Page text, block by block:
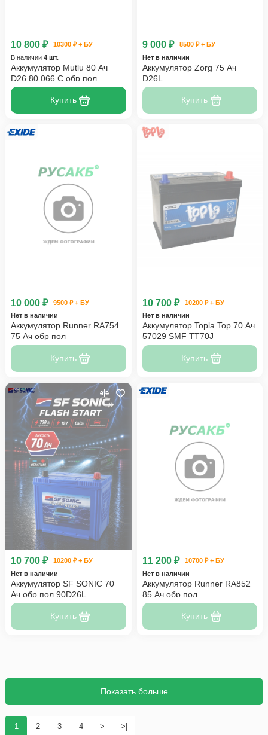
10 800 ₽
10300 ₽ + БУ
В наличии 4 шт.
Аккумулятор Mutlu 80 Ач
D26.80.066.C обр пол
Купить
9 000 ₽
8500 ₽ + БУ
Нет в наличии
Аккумулятор Zorg 75 Ач
D26L
Купить
10 000 ₽
9500 ₽ + БУ
Нет в наличии
Аккумулятор Runner RA754
75 Ач обр пол
Купить
10 700 ₽
10200 ₽ + БУ
Нет в наличии
Аккумулятор Topla Top 70 Ач
57029 SMF TT70J
Купить
10 700 ₽
10200 ₽ + БУ
Нет в наличии
Аккумулятор SF SONIC 70
Ач обр пол 90D26L
Купить
11 200 ₽
10700 ₽ + БУ
Нет в наличии
Аккумулятор Runner RA852
85 Ач обр пол
Купить
1 2 3 4 > >|
Показать больше